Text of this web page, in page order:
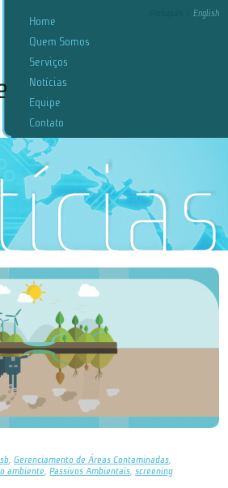
English
Home
Quem Somos
Serviços
Notícias
Equipe
Contato
,Gerenciamento de Áreas Contaminadas,
ambiente,Passivos Ambientais,screening